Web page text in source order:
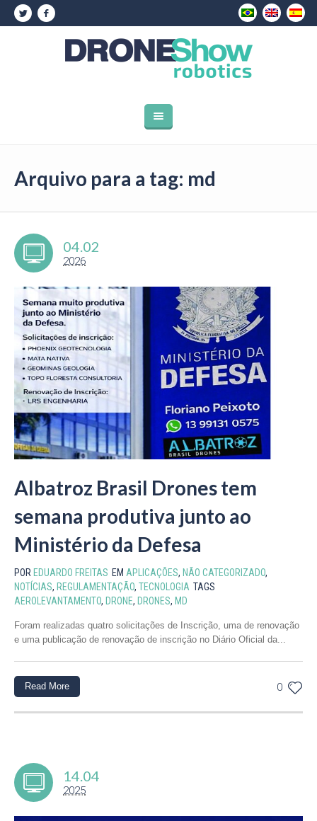
Arquivo para a tag: md
04.02
2026
Albatroz Brasil Drones tem
semana produtiva junto ao
Ministério da Defesa
POR EDUARDO FREITAS EM APLICAÇÕES, NÃO CATEGORIZADO,
NOTÍCIAS, REGULAMENTAÇÃO, TECNOLOGIA TAGS
AEROLEVANTAMENTO, DRONE, DRONES, MD
Foram realizadas quatro solicitações de Inscrição, uma de renovação
e uma publicação de renovação de inscrição no Diário Oficial da...
0
Read More
14.04
2025